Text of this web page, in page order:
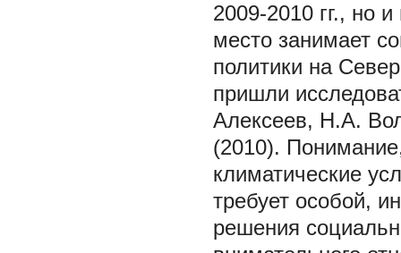
2009-2010 гг., но
место занимает
политики на
пришли
Алексеев, Н.А.
(2010).
климатические
требует особой,
решения